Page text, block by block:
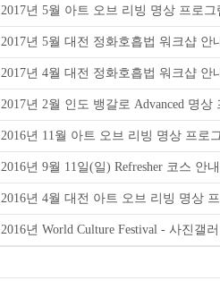
2017년 5월 아트 오브 리빙 명상 프로그
2017년 5월 대전 정화호흡법 워크샵 안
2017년 4월 대전 정화호흡법 워크샵 안
2017년 2월 인도 뱅갈로 Advanced 명상
2016년 11월 아트 오브 리빙 명상 프로
2016년 9월 11일(일) Refresher 코스 안내
2016년 4월 대전 아트 오브 리빙 명상
2016년 World Culture Festival - 사진갤